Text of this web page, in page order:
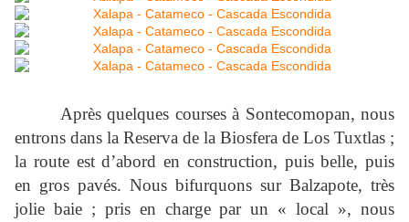
Après quelques courses à Sontecomopan, nous
entrons dans la Reserva de la Biosfera de Los Tuxtlas ;
la route est d’abord en construction, puis belle, puis
en gros pavés. Nous bifurquons sur Balzapote, très
jolie baie ; pris en charge par un « local », nous